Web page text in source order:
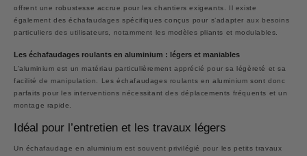
offrent une robustesse accrue pour les chantiers exigeants. Il existe
également des échafaudages spécifiques conçus pour s’adapter aux besoins
particuliers des utilisateurs, notamment les modèles pliants et modulables.
Les échafaudages roulants en aluminium : légers et maniables
L’aluminium est un matériau particulièrement apprécié pour sa légèreté et sa
facilité de manipulation. Les échafaudages roulants en aluminium sont donc
parfaits pour les interventions nécessitant des déplacements fréquents et un
montage rapide.
Idéal pour l’entretien et les travaux légers
Un échafaudage en aluminium est souvent privilégié pour les petits travaux